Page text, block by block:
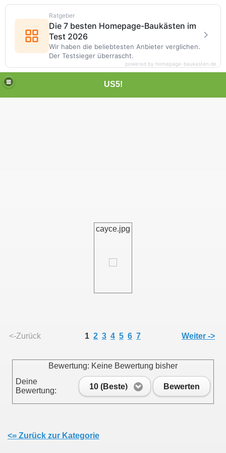
US5!
cayce.jpg
<-Zurück 1 2 3 4 5 6 7 Weiter ->
Bewertung: Keine Bewertung bisher
Deine
Bewertung:
10 (Beste) Bewerten
<= Zurück zur Kategorie
Ratgeber
Die 7 besten Homepage-Baukästen im
Test 2026
Wir haben die beliebtesten Anbieter verglichen.
Der Testsieger überrascht.
powered by homepage-baukasten.de